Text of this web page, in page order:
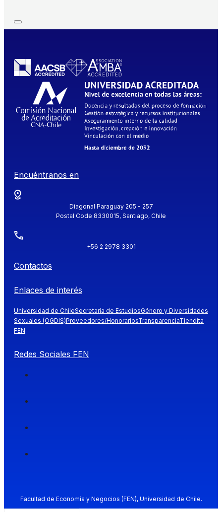
Encuéntranos en
Diagonal Paraguay 205 - 257
Postal Code 8330015, Santiago, Chile
+56 2 2978 3301
Contactos
Enlaces de interés
Universidad de ChileSecretaría de EstudiosGénero y Diversidades
Sexuales (OGDIS)Proveedores/HonorariosTransparenciaTiendita
FEN
Redes Sociales FEN
Facultad de Economía y Negocios (FEN), Universidad de Chile.